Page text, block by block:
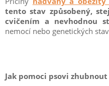
tento stav způsobený,
cvičením a nevhodnou
nemocí nebo genetických
Jak pomoci psovi